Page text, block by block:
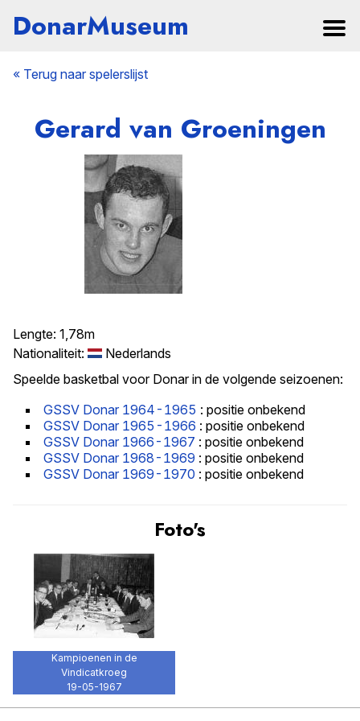
DonarMuseum
« Terug naar spelerslijst
Gerard van Groeningen
Lengte: 1,78m
Nationaliteit:
Nederlands
Speelde basketbal voor Donar in de volgende seizoenen:
GSSV Donar 1964-1965 : positie onbekend
GSSV Donar 1965-1966 : positie onbekend
GSSV Donar 1966-1967 : positie onbekend
GSSV Donar 1968-1969 : positie onbekend
GSSV Donar 1969-1970 : positie onbekend
Foto's
Kampioenen in de
Vindicatkroeg
19-05-1967